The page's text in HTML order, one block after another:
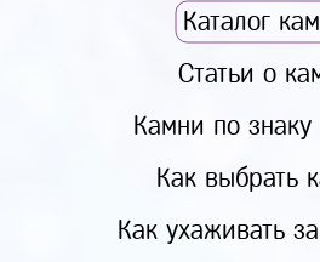
Каталог
Статьи о
Камни по знаку
Как выбрать
Как ухаживать